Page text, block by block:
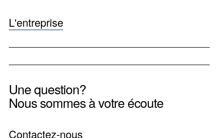
L'entreprise
Une question?
Nous sommes à votre écoute
Contactez-nous